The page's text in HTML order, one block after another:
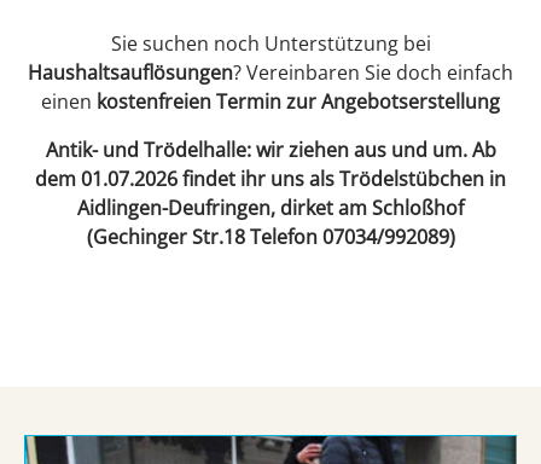
Sie suchen noch Unterstützung bei
Haushaltsauflösungen? Vereinbaren Sie doch einfach
einen kostenfreien Termin zur Angebotserstellung
Antik- und Trödelhalle: wir ziehen aus und um. Ab
dem 01.07.2026 findet ihr uns als Trödelstübchen in
Aidlingen-Deufringen, dirket am Schloßhof
(Gechinger Str.18 Telefon 07034/992089)